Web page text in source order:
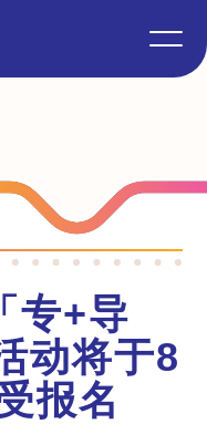
专+导
动将于8
报名